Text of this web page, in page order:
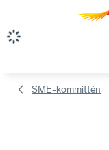
SME-kommittén